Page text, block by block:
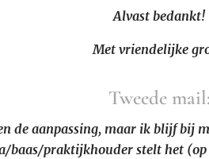
Alvast bedankt!
Met vriendelijke
Tweede mail:
de aanpassing, maar ik blijf bij
baas/praktijkhouder stelt het